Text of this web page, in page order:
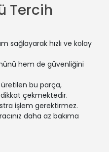
Tercih
sağlayarak hızlı ve kolay
hem de güvenliğini
bu parça,
dikkat çekmektedir.
işlem gerektirmez.
daha az bakıma